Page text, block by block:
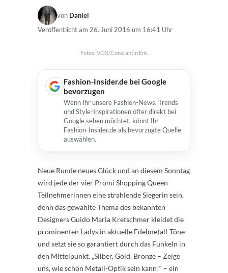
von Daniel
Veröffentlicht am 26. Juni 2016 um 16:41 Uhr
Fotos: VOX/Constantin Ent.
Fashion-Insider.de bei Google
bevorzugen
Wenn Ihr unsere Fashion-News, Trends
und Style-Inspirationen öfter direkt bei
Google sehen möchtet, könnt Ihr
Fashion-Insider.de als bevorzugte Quelle
auswählen.
Neue Runde neues Glück und an diesem Sonntag
wird jede der vier Promi Shopping Queen
Teilnehmerinnen eine strahlende Siegerin sein,
denn das gewählte Thema des bekannten
Designers Guido Maria Kretschmer kleidet die
prominenten Ladys in aktuelle Edelmetall-Töne
und setzt sie so garantiert durch das Funkeln in
den Mittelpunkt. „Silber, Gold, Bronze – Zeige
uns, wie schön Metall-Optik sein kann!“ – ein